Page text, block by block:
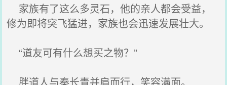
家族有了这么多灵石，他的亲人都会受益，
修为即将突飞猛进，家族也会迅速发展壮大。
“道友可有什么想买之物？”
胖道人与秦长青并肩而行，笑容满面。